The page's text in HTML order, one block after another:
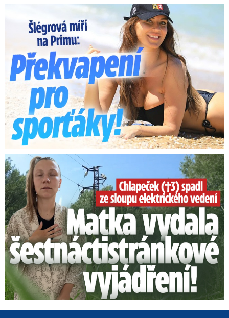
Lucie Šlégrová míří na Primu. Překvapení pro sporťáky!
Smrtelný pád chlapce: Matka vydala vyjádření na 16 stran